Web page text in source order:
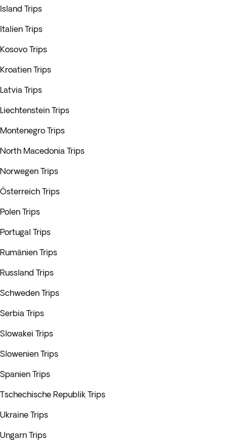
Island Trips
Italien Trips
Kosovo Trips
Kroatien Trips
Latvia Trips
Liechtenstein Trips
Montenegro Trips
North Macedonia Trips
Norwegen Trips
Österreich Trips
Polen Trips
Portugal Trips
Rumänien Trips
Russland Trips
Schweden Trips
Serbia Trips
Slowakei Trips
Slowenien Trips
Spanien Trips
Tschechische Republik Trips
Ukraine Trips
Ungarn Trips